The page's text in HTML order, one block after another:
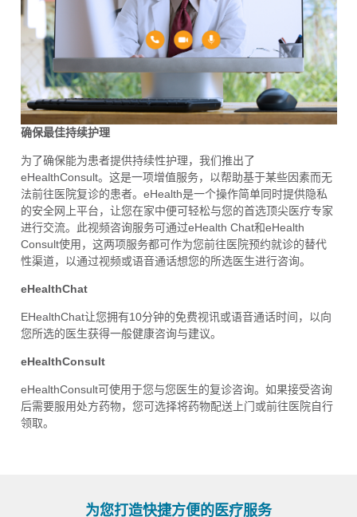
确保最佳持续护理
为了确保能为患者提供持续性护理，我们推出了
eHealthConsult。这是一项增值服务，以帮助基于某些因素而无
法前往医院复诊的患者。eHealth是一个操作简单同时提供隐私
的安全网上平台，让您在家中便可轻松与您的首选顶尖医疗专家
进行交流。此视频咨询服务可通过eHealth Chat和eHealth
Consult使用，这两项服务都可作为您前往医院预约就诊的替代
性渠道，以通过视频或语音通话想您的所选医生进行咨询。
eHealthChat
EHealthChat让您拥有10分钟的免费视讯或语音通话时间，以向
您所选的医生获得一般健康咨询与建议。
eHealthConsult
eHealthConsult可使用于您与您医生的复诊咨询。如果接受咨询
后需要服用处方药物，您可选择将药物配送上门或前往医院自行
领取。
为您打造快捷方便的医疗服务